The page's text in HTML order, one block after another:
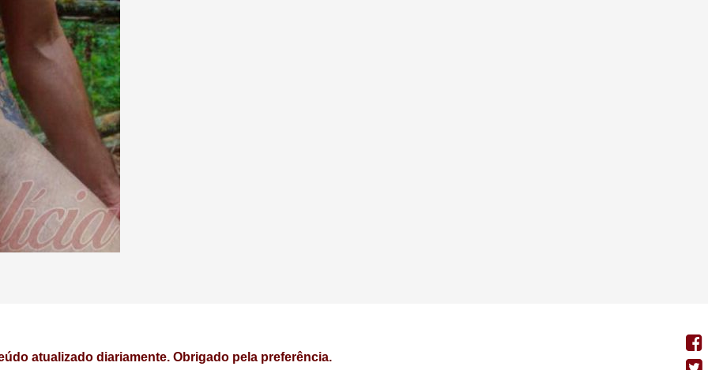
atualizado diariamente. Obrigado pela preferência.